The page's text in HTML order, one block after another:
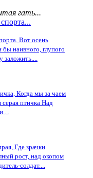
гать...
Вот осень
наивного, глупого
заложить....
Когда мы за чаем
серая птичка Над
Где зрачки
рост, над окопом
солдат....